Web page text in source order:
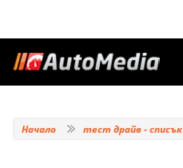
Начало тест драйв - списък